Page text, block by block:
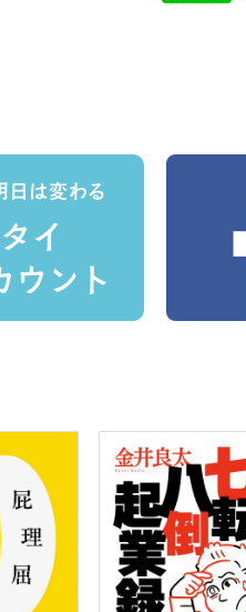
逃げる技術！第１９回】
る技術！第１７回】ケ